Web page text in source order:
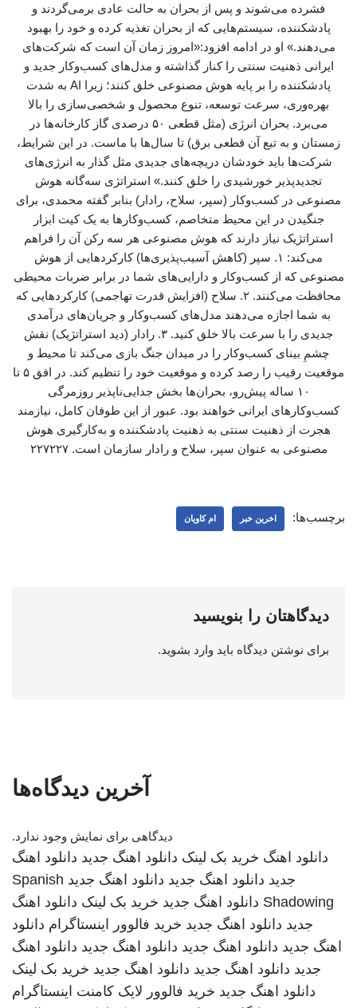
فشرده می‌شوند و پس از بحران به حالت عادی برمی‌گردند و
پادشکننده، سیستم‌هایی که از بحران تغذیه کرده و خود را بهبود
می‌دهند.» او در ادامه افزود:«امروز زمان آن است که شرکت‌های
ایرانی ذهنیت سنتی را کنار گذاشته و مدل‌های کسب‌وکار جدید و
پادشکننده را بر پایه هوش مصنوعی خلق کنند؛ زیرا AI به شدت
بهره‌وری، سرعت توسعه، تنوع محصول و شخصی‌سازی را بالا
می‌برد. بحران انرژی (مثل قطعی ۵۰ درصدی گاز کارخانه‌ها در
زمستان و به تبع آن قطعی برق) تا سال‌ها با ماست. در این شرایط،
شرکت‌ها باید خودشان دریچه‌های جدیدی مثل گذار به انرژی‌های
تجدیدپذیر خورشیدی را خلق کنند.» استراتژی سه‌گانه هوش
مصنوعی در کسب‌وکار (سپر، سلاح، رادار) بنابر گفته محمدی، برای
جنگیدن در این محیط متخاصم، کسب‌وکارها به یک کیت ابزار
استراتژیک نیاز دارند که هوش مصنوعی هر سه رکن آن را فراهم
می‌کند: ۱. سپر (کاهش آسیب‌پذیری‌ها) کارکردهایی از هوش
مصنوعی که از کسب‌وکار و دارایی‌های شما در برابر ضربات محیطی
محافظت می‌کنند. ۲. سلاح (افزایش قدرت تهاجمی) کارکردهایی که
به شما اجازه می‌دهند مدل‌های کسب‌وکار و جریان‌های درآمدی
جدیدی را با سرعت بالا خلق کنید. ۳. رادار (دید استراتژیک) نقش
چشمِ بینای کسب‌وکار را در میدان جنگ بازی می‌کند تا محیط و
موقعیت رقیب را رصد کرده و موقعیت خود را تنظیم کند. در افق ۵ تا
۱۰ ساله پیش‌رو، بحران‌ها بخش جدایی‌ناپذیر روزمرگی
کسب‌وکارهای ایرانی خواهند بود. عبور از این طوفان کامل، نیازمند
هجرت از ذهنیت سنتی به ذهنیت پادشکننده و به‌کارگیری هوش
مصنوعی به عنوان سپر، سلاح و رادار سازمان است. ۲۲۷۲۲۷
برچسب‌ها: اخرین خبر ام کاویان
دیدگاهتان را بنویسید
برای نوشتن دیدگاه باید وارد بشوید.
آخرین دیدگاه‌ها
دیدگاهی برای نمایش وجود ندارد.
دانلود اهنگ خرید بک لینک دانلود اهنگ جدید دانلود اهنگ
جدید دانلود اهنگ جدید دانلود اهنگ جدید Spanish
Shadowing دانلود اهنگ جدید خرید بک لینک دانلود اهنگ
جدید دانلود اهنگ جدید خرید فالوور اینستاگرام دانلود
اهنگ جدید دانلود اهنگ جدید دانلود اهنگ جدید دانلود اهنگ
جدید دانلود اهنگ جدید دانلود اهنگ جدید خرید بک لینک
دانلود اهنگ جدید خرید فالوور لایک کامنت اینستاگرام